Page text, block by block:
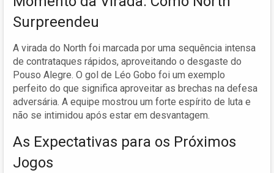
Surpreendeu
A virada do North foi marcada por uma sequência intensa
de contrataques rápidos, aproveitando o desgaste do
Pouso Alegre. O gol de Léo Gobo foi um exemplo
perfeito do que significa aproveitar as brechas na defesa
adversária. A equipe mostrou um forte espírito de luta e
não se intimidou após estar em desvantagem.
As Expectativas para os Próximos
Jogos